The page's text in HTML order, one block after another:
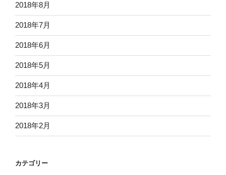
2018年8月
2018年7月
2018年6月
2018年5月
2018年4月
2018年3月
2018年2月
カテゴリー